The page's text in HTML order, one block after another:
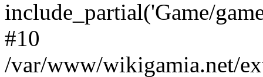
include_partial('Game/
#10
/var/www/wikigamia.net/